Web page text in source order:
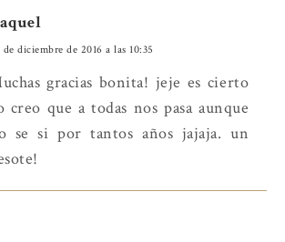
de diciembre de 2016 a las 10:35
gracias bonita! jeje es cierto
creo que a todas nos pasa aunque
se si por tantos años jajaja. un